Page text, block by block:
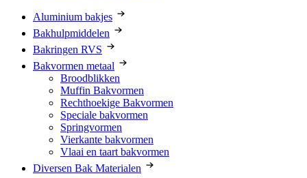
Aluminium bakjes
Bakhulpmiddelen
Bakringen RVS
Bakvormen metaal
Broodblikken
Muffin Bakvormen
Rechthoekige Bakvormen
Speciale bakvormen
Springvormen
Vierkante bakvormen
Vlaai en taart bakvormen
Diversen Bak Materialen